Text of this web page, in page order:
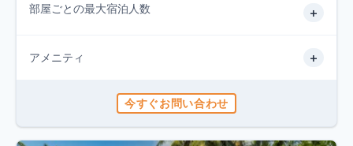
部屋ごとの最大宿泊人数 +
アメニティ +
今すぐお問い合わせ